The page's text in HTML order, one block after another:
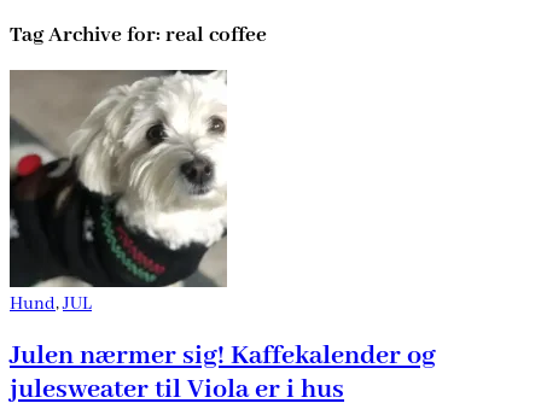
Tag Archive for: real coffee
Hund,JUL
Julen nærmer sig! Kaffekalender og
julesweater til Viola er i hus